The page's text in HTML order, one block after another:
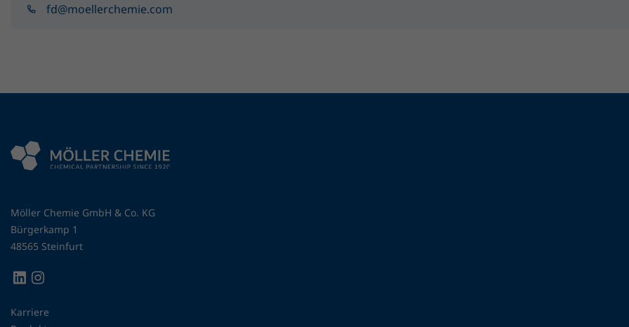
fd@moellerchemie.com
Möller Chemie GmbH & Co. KG
Bürgerkamp 1
48565 Steinfurt
Karriere